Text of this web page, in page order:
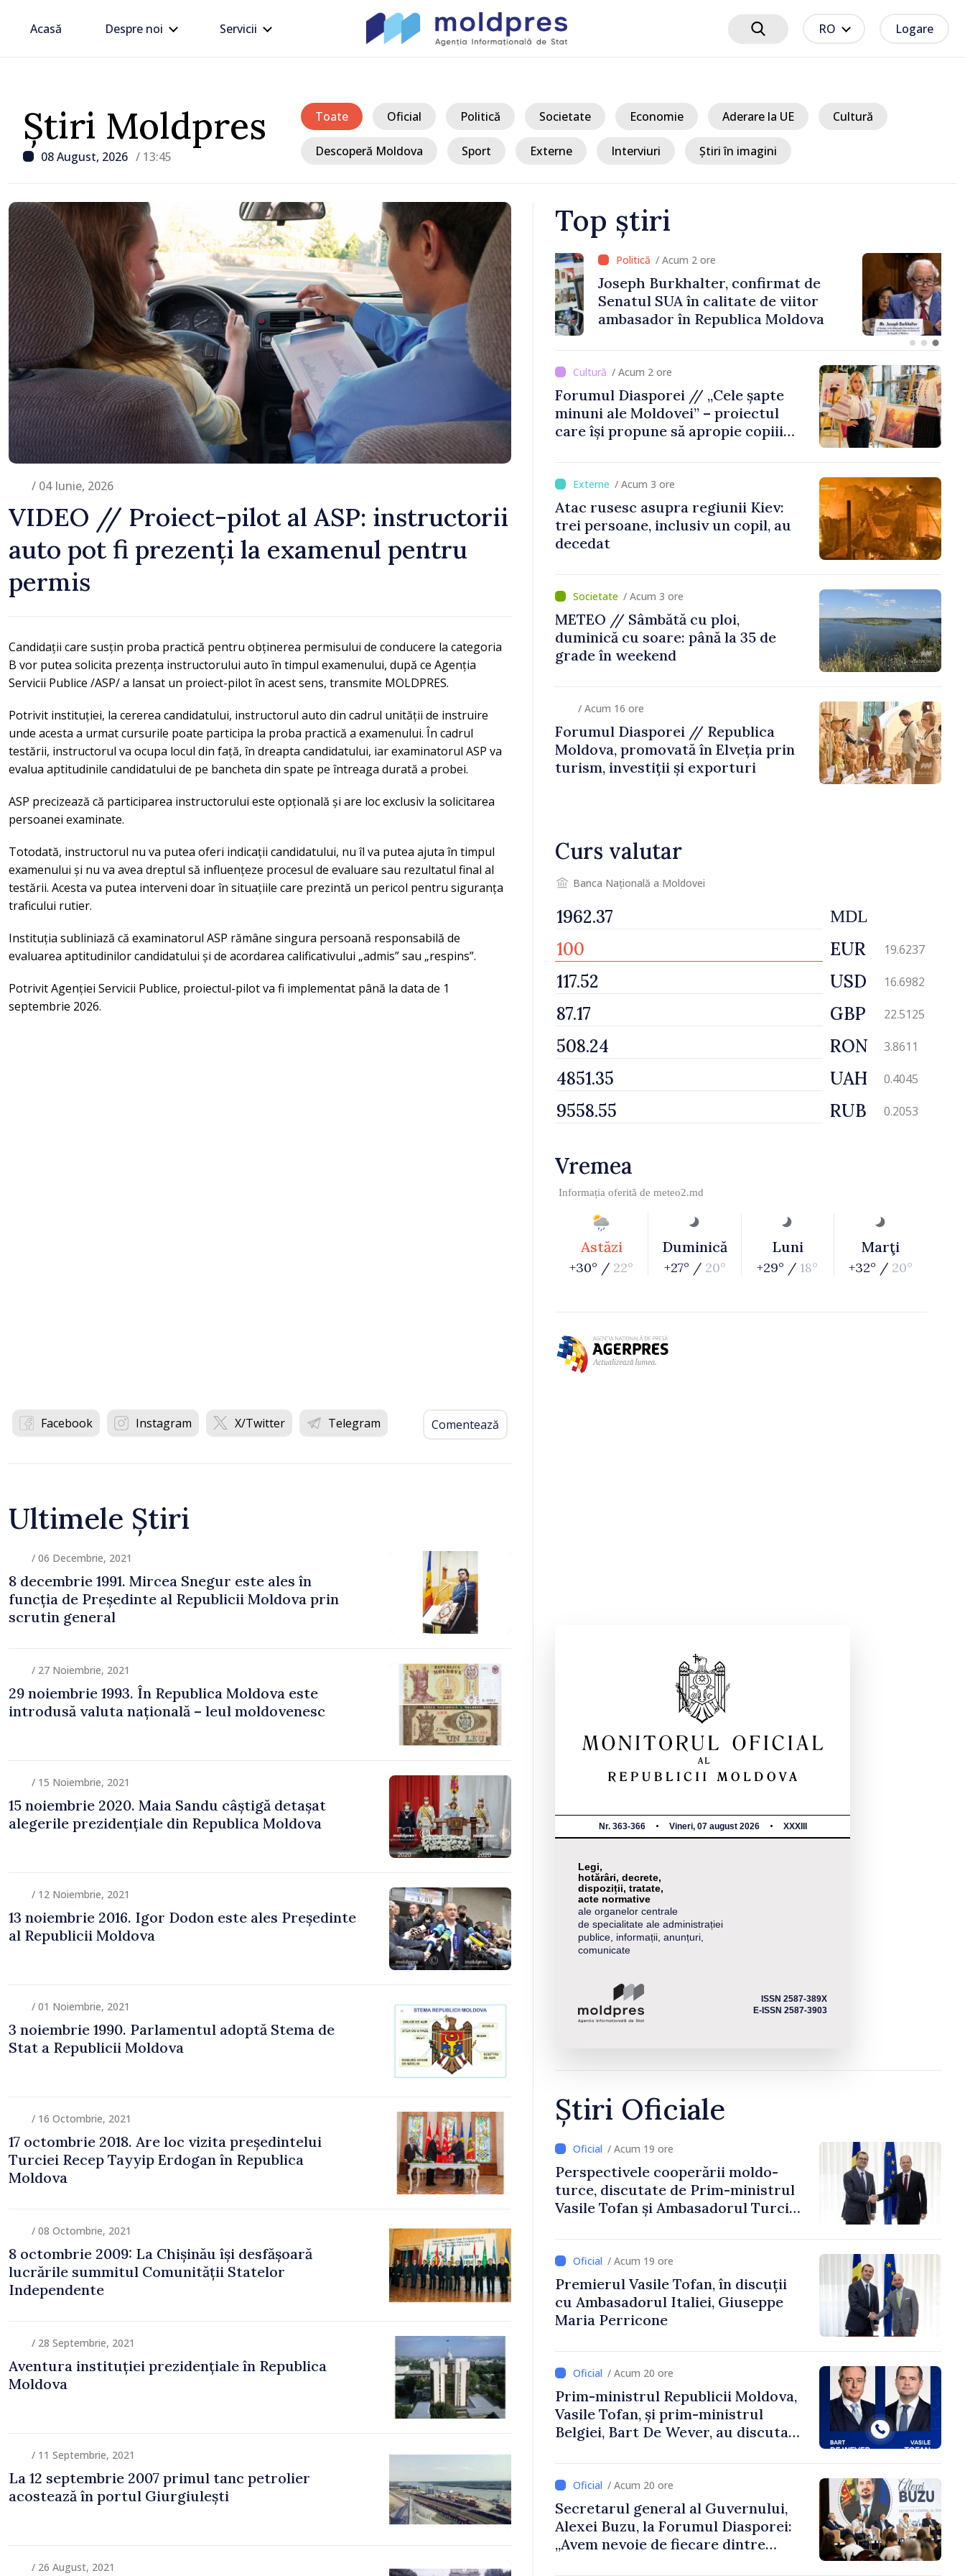
Acasă Despre noi Servicii RO Logare
Știri Moldpres
08 August, 2026 / 13:45
Toate Oficial Politică Societate Economie Aderare la UE Cultură
Descoperă Moldova Sport Externe Interviuri Știri în imagini
/ 04 Iunie, 2026
VIDEO // Proiect-pilot al ASP: instructorii
auto pot fi prezenți la examenul pentru
permis
Candidații care susțin proba practică pentru obținerea permisului de conducere la categoria
B vor putea solicita prezența instructorului auto în timpul examenului, după ce Agenția
Servicii Publice /ASP/ a lansat un proiect-pilot în acest sens, transmite MOLDPRES.
Potrivit instituției, la cererea candidatului, instructorul auto din cadrul unității de instruire
unde acesta a urmat cursurile poate participa la proba practică a examenului. În cadrul
testării, instructorul va ocupa locul din față, în dreapta candidatului, iar examinatorul ASP va
evalua aptitudinile candidatului de pe bancheta din spate pe întreaga durată a probei.
ASP precizează că participarea instructorului este opțională și are loc exclusiv la solicitarea
persoanei examinate.
Totodată, instructorul nu va putea oferi indicații candidatului, nu îl va putea ajuta în timpul
examenului și nu va avea dreptul să influențeze procesul de evaluare sau rezultatul final al
testării. Acesta va putea interveni doar în situațiile care prezintă un pericol pentru siguranța
traficului rutier.
Instituția subliniază că examinatorul ASP rămâne singura persoană responsabilă de
evaluarea aptitudinilor candidatului și de acordarea calificativului „admis” sau „respins”.
Potrivit Agenției Servicii Publice, proiectul-pilot va fi implementat până la data de 1
septembrie 2026.
Facebook Instagram X/Twitter Telegram Comentează
Ultimele Știri
/ 06 Decembrie, 2021
8 decembrie 1991. Mircea Snegur este ales în
funcția de Președinte al Republicii Moldova prin
scrutin general
/ 27 Noiembrie, 2021
29 noiembrie 1993. În Republica Moldova este
introdusă valuta națională – leul moldovenesc
/ 15 Noiembrie, 2021
15 noiembrie 2020. Maia Sandu câștigă detașat
alegerile prezidențiale din Republica Moldova
/ 12 Noiembrie, 2021
13 noiembrie 2016. Igor Dodon este ales Președinte
al Republicii Moldova
/ 01 Noiembrie, 2021
3 noiembrie 1990. Parlamentul adoptă Stema de
Stat a Republicii Moldova
/ 16 Octombrie, 2021
17 octombrie 2018. Are loc vizita președintelui
Turciei Recep Tayyip Erdogan în Republica
Moldova
/ 08 Octombrie, 2021
8 octombrie 2009: La Chișinău își desfășoară
lucrările summitul Comunității Statelor
Independente
/ 28 Septembrie, 2021
Aventura instituției prezidențiale în Republica
Moldova
/ 11 Septembrie, 2021
La 12 septembrie 2007 primul tanc petrolier
acostează în portul Giurgiulești
/ 26 August, 2021
Top știri
/ Acum 1 oră
Moldova sunt EU // Tamara
Șchiopu, antreprenoarea care
construiește punți între Marea
Britanie și Republica Moldova
/ Acum 2 ore
Joseph Burkhalter, confirmat de
Senatul SUA în calitate de viitor
ambasador în Republica Moldova
/ Acum 2 ore
Forumul Diasporei // „Cele șapte
minuni ale Moldovei” – proiectul
care își propune să apropie copiii
/ Acum 3 ore
Atac rusesc asupra regiunii Kiev:
trei persoane, inclusiv un copil, au
decedat
/ Acum 3 ore
METEO // Sâmbătă cu ploi,
duminică cu soare: până la 35 de
grade în weekend
/ Acum 16 ore
Forumul Diasporei // Republica
Moldova, promovată în Elveția prin
turism, investiții și exporturi
Curs valutar
Banca Națională a Moldovei
MDL
EUR 19.6237
USD 16.6982
GBP 22.5125
RON 3.8611
UAH 0.4045
RUB 0.2053
Vremea
Informația oferită de meteo2.md
Astăzi
+30° / 22°
Duminică
+27° / 20°
Luni
+29° / 18°
Marţi
+32° / 20°
Nr. 363-366 Vineri, 07 august 2026 XXXIII
Legi,
hotărâri, decrete,
dispoziții, tratate,
acte normative
ale organelor centrale
de specialitate ale administrației
publice, informații, anunțuri,
comunicate
ISSN 2587-389X
E-ISSN 2587-3903
Știri Oficiale
/ Acum 19 ore
Perspectivele cooperării moldo-
turce, discutate de Prim-ministrul
Vasile Tofan și Ambasadorul Turciei,
/ Acum 19 ore
Premierul Vasile Tofan, în discuții
cu Ambasadorul Italiei, Giuseppe
Maria Perricone
/ Acum 20 ore
Prim-ministrul Republicii Moldova,
Vasile Tofan, și prim-ministrul
Belgiei, Bart De Wever, au discutat
/ Acum 20 ore
Secretarul general al Guvernului,
Alexei Buzu, la Forumul Diasporei:
„Avem nevoie de fiecare dintre